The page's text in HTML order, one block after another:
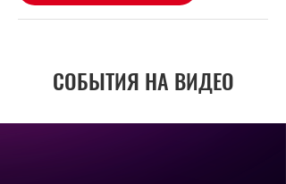
СОБЫТИЯ НА ВИДЕО